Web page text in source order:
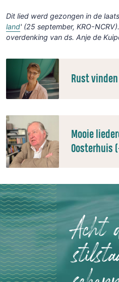
Dit lied werd gezongen in de
land' (25 september, KRO-
overdenking van ds. Anje de
Rust
Mooie
Oosterhuis
Acht